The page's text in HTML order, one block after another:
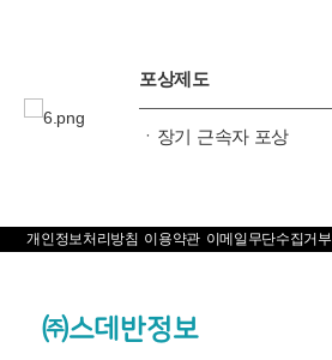
포상제도
ㆍ장기 근속자 포상
개인정보처리방침 이용약관 이메일무단수집거부
㈜스데반정보